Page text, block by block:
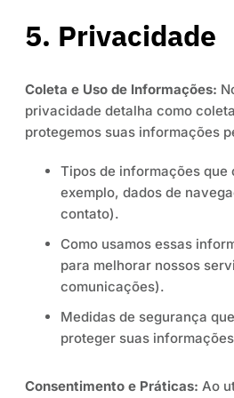
5. Privacidade
Coleta e Uso de Informações:
privacidade detalha como
protegemos suas informações
Tipos de informações que
exemplo, dados de
contato).
Como usamos essas
para melhorar nossos
comunicações).
Medidas de segurança
proteger suas
Consentimento e Práticas: Ao